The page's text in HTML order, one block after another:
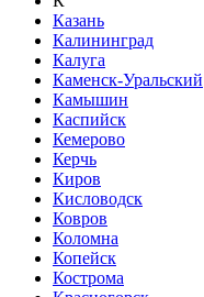
Казань
Калининград
Калуга
Каменск-Уральский
Камышин
Каспийск
Кемерово
Керчь
Киров
Кисловодск
Ковров
Коломна
Копейск
Кострома